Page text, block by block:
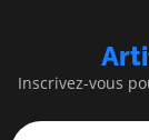
Inscrivez-vous